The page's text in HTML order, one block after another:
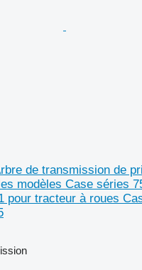
de transmission de
modèles Case séries
pour tracteur à roues